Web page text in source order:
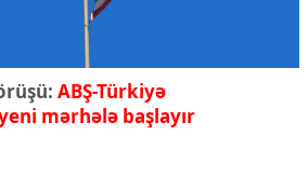
ABŞ-Türkiyə
mərhələ başlayır